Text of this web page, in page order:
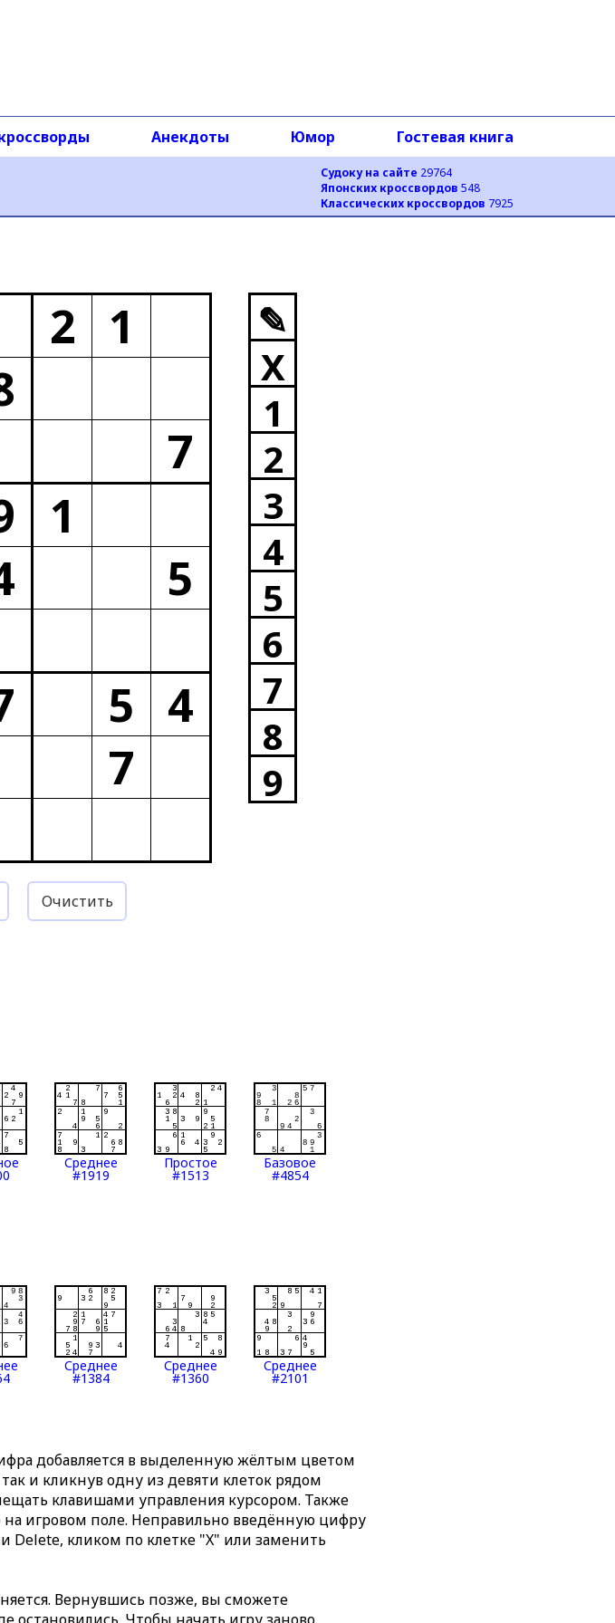
Судоку на сайте 29764
Японских кроссвордов 548
Классических кроссвордов 7925
Анекдоты Юмор Гостевая книга
2
1
7
1
5
5 4
7
✎
X
1
2
3
4
5
6
7
8
9
Очистить
Среднее
#1919
Простое
#1513
Базовое
#4854
Среднее
#1384
Среднее
#1360
Среднее
#2101
добавляется в выделенную жёлтым цветом
и кликнув одну из девяти клеток рядом
клавишами управления курсором. Также
игровом поле. Неправильно введённую цифру
Delete, кликом по клетке "X" или заменить
Вернувшись позже, вы сможете